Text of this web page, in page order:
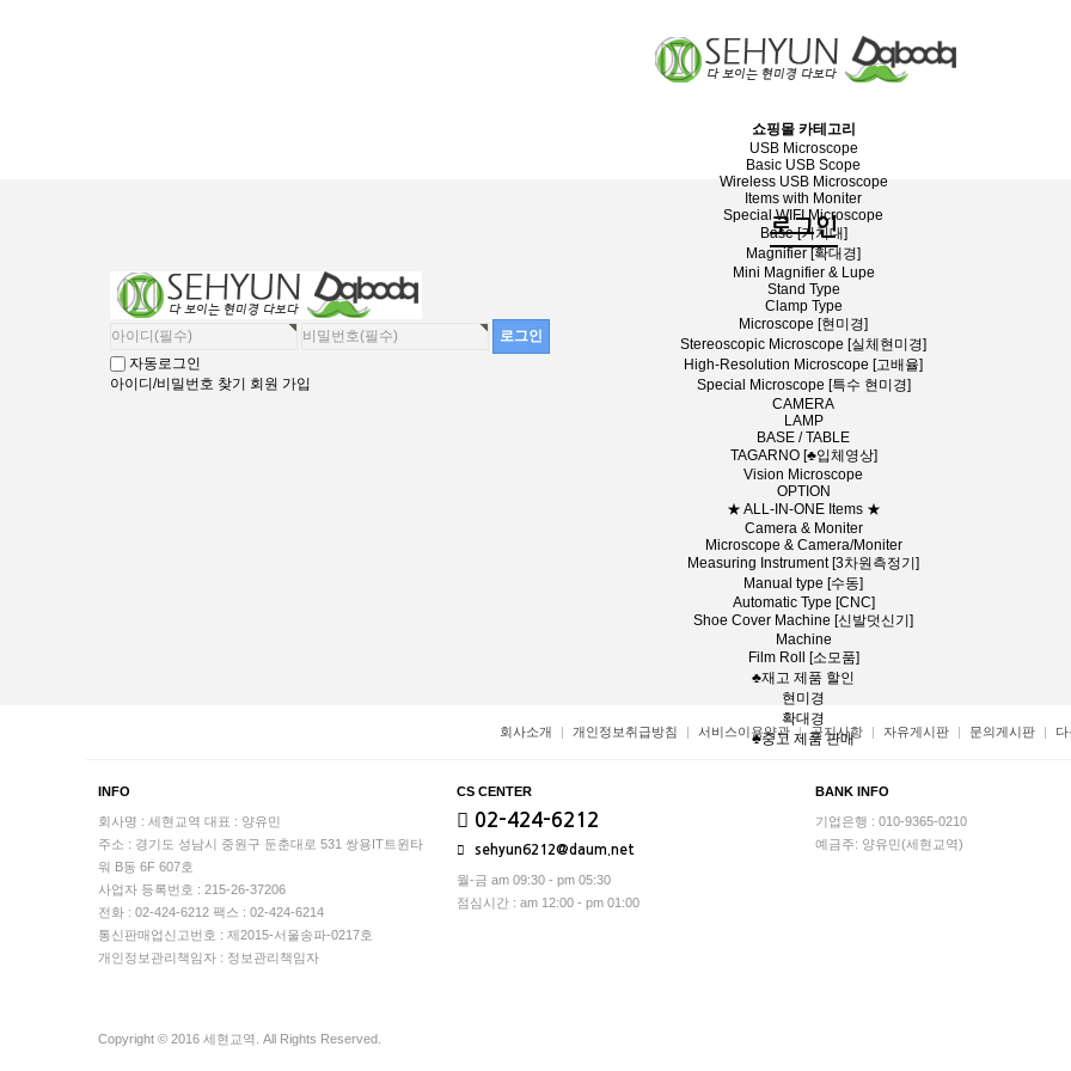
쇼핑몰 카테고리
USB Microscope
Basic USB Scope
Wireless USB Microscope
Items with Moniter
Special WIFI Microscope
Base [거치대]
Magnifier [확대경]
Mini Magnifier & Lupe
Stand Type
Clamp Type
Microscope [현미경]
Stereoscopic Microscope [실체현미경]
High-Resolution Microscope [고배율]
Special Microscope [특수 현미경]
CAMERA
LAMP
BASE / TABLE
TAGARNO [♣입체영상]
Vision Microscope
OPTION
★ ALL-IN-ONE Items ★
Camera & Moniter
Microscope & Camera/Moniter
Measuring Instrument [3차원측정기]
Manual type [수동]
Automatic Type [CNC]
Shoe Cover Machine [신발덧신기]
Machine
Film Roll [소모품]
♣재고 제품 할인
현미경
확대경
♣중고 제품 판매
로그인
자동로그인
아이디/비밀번호 찾기
회원 가입
회사소개 개인정보취급방침 서비스이용약관 공지사항 자유게시판 문의게시판 다
INFO
회사명 : 세현교역 대표 : 양유민
주소 : 경기도 성남시 중원구 둔춘대로 531 쌍용IT트윈타
워 B동 6F 607호
사업자 등록번호 : 215-26-37206
전화 : 02-424-6212 팩스 : 02-424-6214
통신판매업신고번호 : 제2015-서울송파-0217호
개인정보관리책임자 : 정보관리책임자
CS CENTER
02-424-6212
sehyun6212@daum.net
월-금 am 09:30 - pm 05:30
점심시간 : am 12:00 - pm 01:00
BANK INFO
기업은행 : 010-9365-0210
예금주: 양유민(세현교역)
Copyright © 2016 세현교역. All Rights Reserved.